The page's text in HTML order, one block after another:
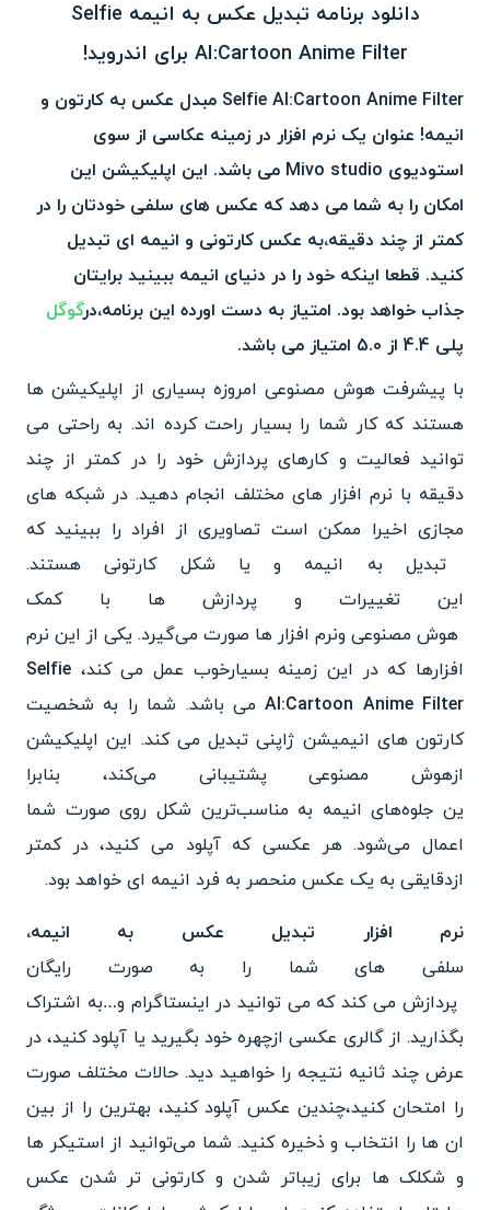
دانلود برنامه تبدیل عکس به انیمه Selfie
AI:Cartoon Anime Filter برای اندروید!
Selfie AI:Cartoon Anime Filter مبدل عکس به کارتون و
انیمه! عنوان یک نرم افزار در زمینه عکاسی از سوی
استودیوی Mivo studio می باشد. این اپلیکیشن ا
ین
امکان را به شما می دهد که عکس های سلفی خودتان را در
کمتر از چند دقیقه،به عکس کارتونی و انیمه ای تبدیل
کنید. قطعا اینکه خود را در دنیای انیمه ببینید برایتان
جذاب خواهد بود. امتیاز به دست اورده این برنامه،در‌گوگل
پلی 4.4 از 5.0 ا
متیاز می باشد.
با پیشرفت هوش مصنوعی امروزه بسیاری از اپلیکیشن ها
هستند که کار شما را بسیار راحت کرده اند. به راحتی می
توانید فعالیت و کارهای پردازش خود را در کمتر از چند
دقیقه با نرم افزار های مختلف انجام دهید. در شبکه های
مجازی اخیرا ممکن است تصاویری از افراد را ببینید که
تبدیل به انیمه و یا شکل کارتونی هستند.
این تغییرات و پردازش ها با کمک
هوش مصنوعی و‌نرم افزار ها صورت می‌گیرد. یکی از این نرم
افزارها که در این زمینه بسیارخوب عمل می کند، Selfie
AI:Cartoon Anime Filterمی باشد. شما را به شخصیت
کارتون های انیمیشن ژاپنی تبدیل می کند. این اپلیکیشن
ازهوش مصنوعی پشتیبانی می‌کند، بنابرا
ین جلوه‌های انیمه به مناسب‌ترین شکل روی صورت شما
اعمال می‌شود. هر عکسی که آپلود می کنید،در کمتر
ازدقایقی به یک عکس منحصر به فرد انیمه ای خواهد بود.
نرم افزار تبدیل عکس به انیمه،
سلفی های شما را به صورت رایگان
پردازش می کند که می توانید در اینستاگرام و…به اشتراک
بگذارید. از گالری عکسی ازچهره خود بگیرید یا آپلود کنید، در
عرض چند ثانیه نتیجه را خواهید دید. حالات مختلف صورت
را امتحان کنید،چندین عکس آپلود کنید، بهترین را از بین
ان ها را انتخاب و ذخیره کنید. شما می‌توانید از استیکر ها
و شکلک ها برای زیباتر شدن و کارتونی تر شدن عکس